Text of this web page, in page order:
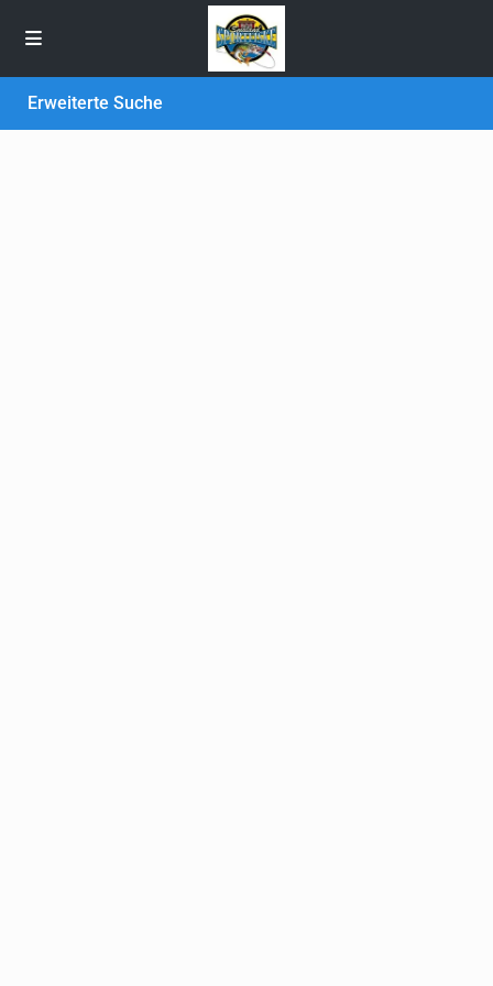
Erweiterte Suche